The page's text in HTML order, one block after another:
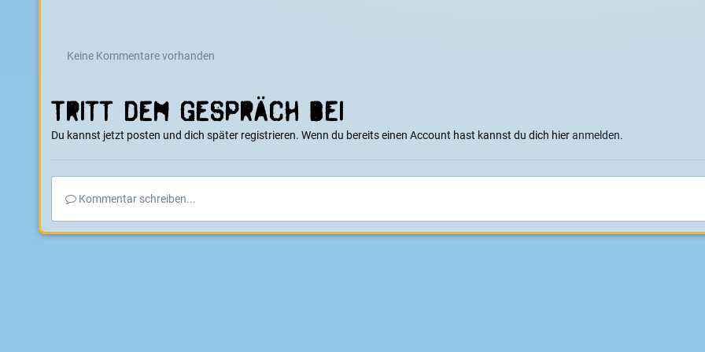
Keine Kommentare vorhanden
Tritt dem Gespräch bei
Du kannst jetzt posten und dich später registrieren. Wenn du bereits einen Account hast kannst du dich hieranmelden.
Kommentar schreiben...